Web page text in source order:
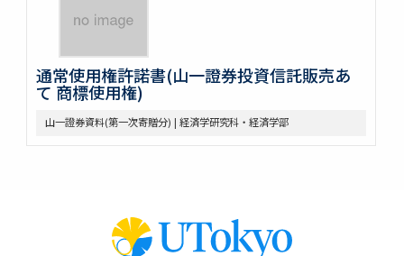
通常使用権許諾書(山一證券投資信託販売あ
て 商標使用権)
山一證券資料(第一次寄贈分) | 経済学研究科・経済学部